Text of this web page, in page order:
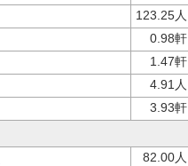
123.25人
0.98軒
1.47軒
4.91人
3.93軒
82.00人